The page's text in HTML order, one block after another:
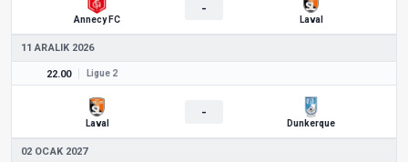
Annecy FC
-
Laval
11 ARALIK 2026
22.00 Ligue 2
Laval
-
Dunkerque
02 OCAK 2027